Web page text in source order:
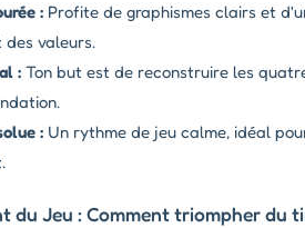
: Profite de graphismes clairs et
des valeurs.
: Ton but est de reconstruire les
: Un rythme de jeu calme, idéal
du Jeu : Comment triompher du